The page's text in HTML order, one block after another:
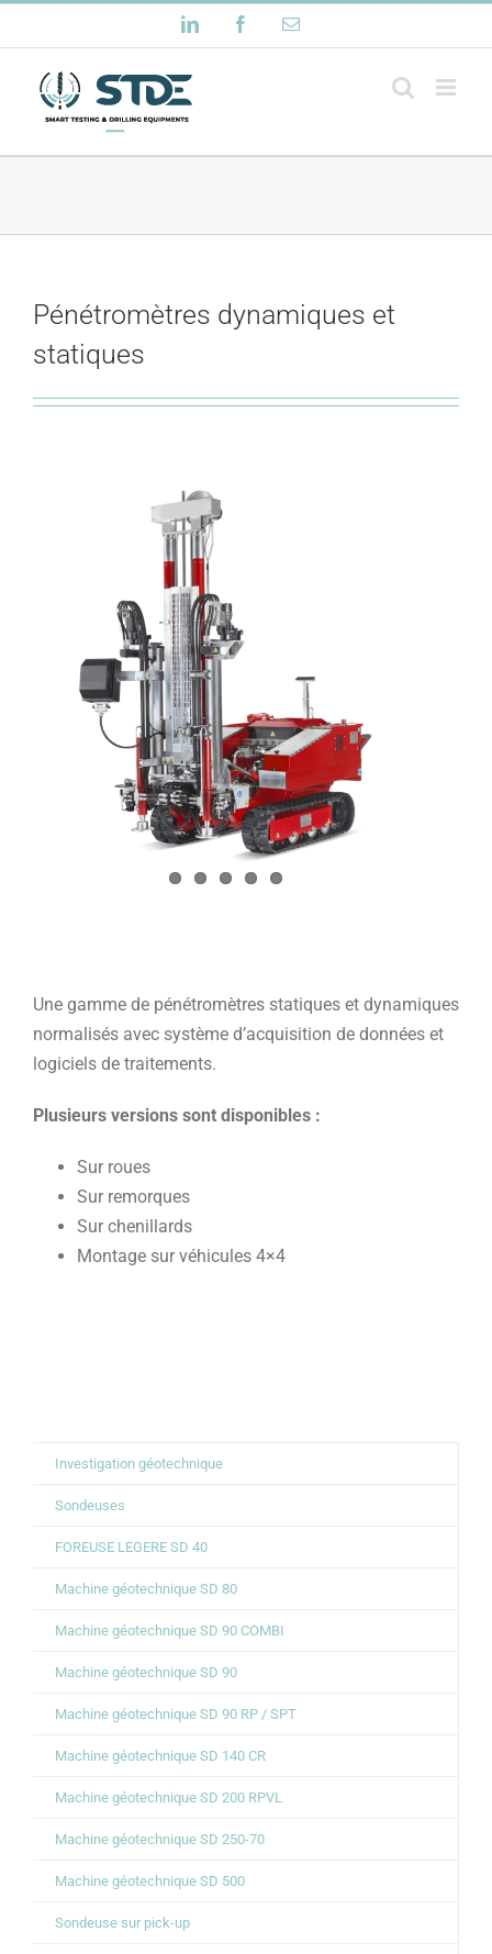
au
contenu
LinkedIn FacebookEmail
Pénétromètres dynamiques et
statiques
Une gamme de pénétromètres statiques et dynamiques
normalisés avec système d’acquisition de données et
logiciels de traitements.
Plusieurs versions sont disponibles :
Sur roues
Sur remorques
Sur chenillards
Montage sur véhicules 4×4
Investigation géotechnique
Sondeuses
FOREUSE LEGERE SD 40
Machine géotechnique SD 80
Machine géotechnique SD 90 COMBI
Machine géotechnique SD 90
Machine géotechnique SD 90 RP / SPT
Machine géotechnique SD 140 CR
Machine géotechnique SD 200 RPVL
Machine géotechnique SD 250-70
Machine géotechnique SD 500
Sondeuse sur pick-up